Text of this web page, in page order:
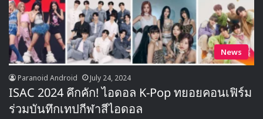
News
Paranoid Android July 24, 2024
ISAC 2024 คึกคัก! ไอดอล K-Pop ทยอยคอนเฟิร์ม
ร่วมบันทึกเทปกีฬาสีไอดอล